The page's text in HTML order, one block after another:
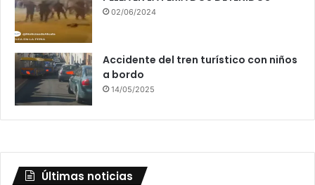
02/06/2024
Accidente del tren turístico con niños
a bordo
14/05/2025
Últimas noticias